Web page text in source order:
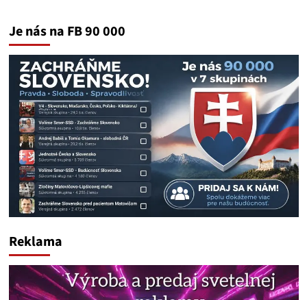
Je nás na FB 90 000
Reklama